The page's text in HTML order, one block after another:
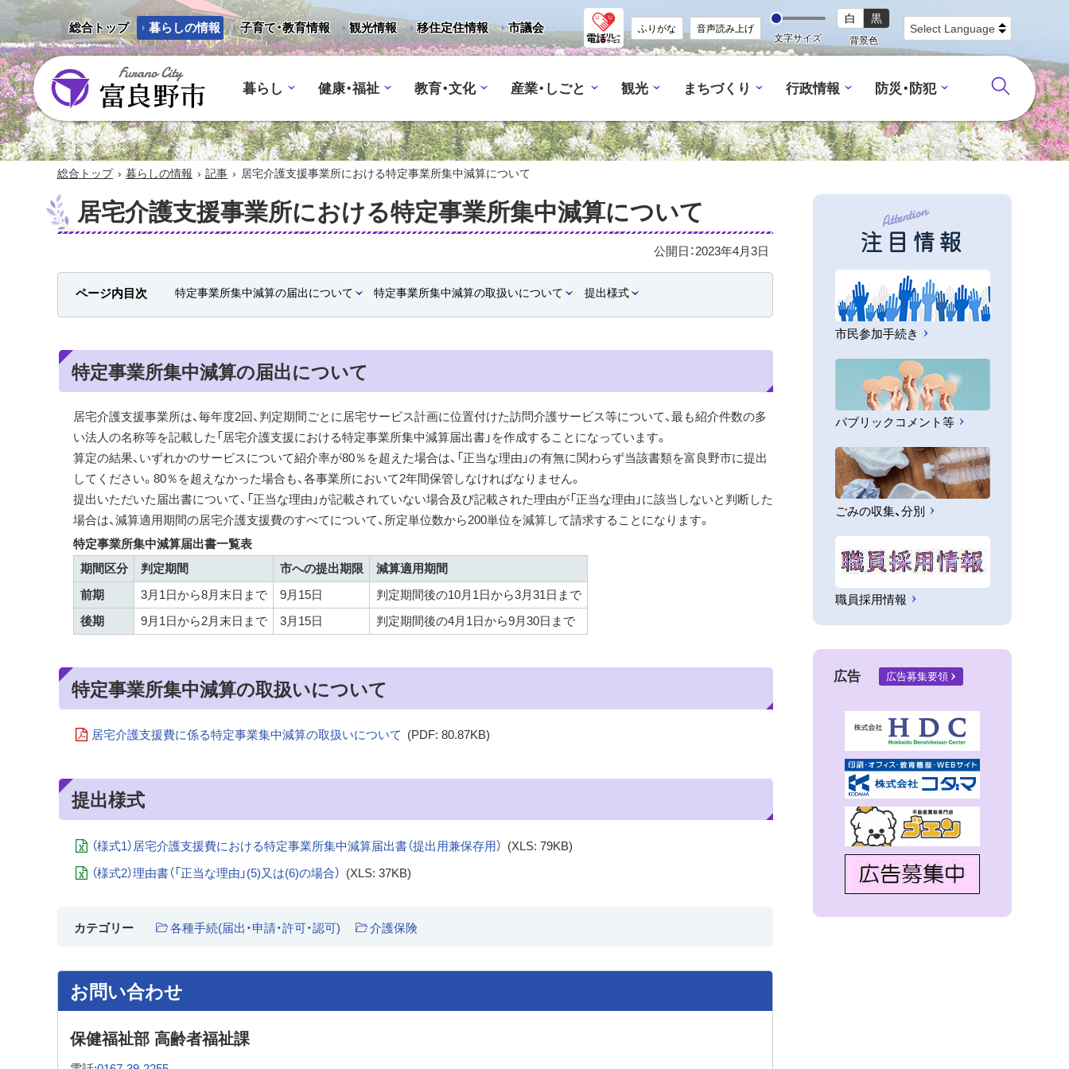
総合トップ 暮らしの情報 子育て・教育情報 観光情報 移住定住情報 市議会 ふりがな
音声読み上げ
文字サイズ
背景色
白 黒
富良野市 - Frano City
暮らし 健康・福祉 教育・文化 産業・しごと 観光 まちづくり 行政情報 防災・防犯
総合トップ › 暮らしの情報 › 記事 › 居宅介護支援事業所における特定事業所集中減算について
居宅介護支援事業所における特定事業所集中減算について
公開日：2023年4月3日
ページ内目次 特定事業所集中減算の届出について 特定事業所集中減算の取扱いについて 提出様式
特定事業所集中減算の届出について
居宅介護支援事業所は、毎年度2回、判定期間ごとに居宅サービス計画に位置付けた訪問介護サービス等について、最も紹介件数の多
い法人の名称等を記載した「居宅介護支援における特定事業所集中減算届出書」を作成することになっています。
算定の結果、いずれかのサービスについて紹介率が80％を超えた場合は、「正当な理由」の有無に関わらず当該書類を富良野市に提出
してください。80％を超えなかった場合も、各事業所において2年間保管しなければなりません。
提出いただいた届出書について、「正当な理由」が記載されていない場合及び記載された理由が「正当な理由」に該当しないと判断した
場合は、減算適用期間の居宅介護支援費のすべてについて、所定単位数から200単位を減算して請求することになります。
特定事業所集中減算届出書一覧表
期間区分
判定期間 市への提出期限
減算適用期間
前期
3月1日から8月末日まで 9月15日
判定期間後の10月1日から3月31日まで
後期
9月1日から2月末日まで 3月15日 判定期間後の4月1日から9月30日まで
特定事業所集中減算の取扱いについて
居宅介護支援費に係る特定事業集中減算の取扱いについて (PDF: 80.87KB)
提出様式
（様式1）居宅介護支援費における特定事業所集中減算届出書（提出用兼保存用） (XLS: 79KB)
（様式2）理由書（「正当な理由」(5)又は(6)の場合） (XLS: 37KB)
カテゴリー 各種手続(届出・申請・許可・認可) 介護保険
お問い合わせ
保健福祉部 高齢者福祉課
注目情報
市民参加手続き
パブリックコメント等
ごみの収集、分別
職員採用情報
広告 広告募集要領